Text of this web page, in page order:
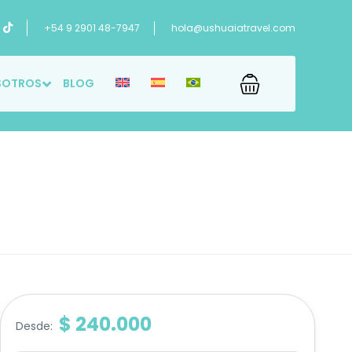
+54 9 2901 48-7947 hola@ushuaiatravel.com
BLOG
Desde: $ 240.000